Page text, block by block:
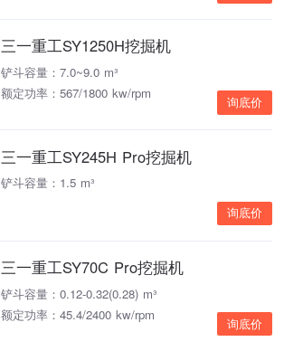
三一重工SY1250H挖掘机
铲斗容量：7.0~9.0 m³
额定功率：567/1800 kw/rpm
询底价
三一重工SY245H Pro挖掘机
铲斗容量：1.5 m³
询底价
三一重工SY70C Pro挖掘机
铲斗容量：0.12-0.32(0.28) m³
额定功率：45.4/2400 kw/rpm
询底价